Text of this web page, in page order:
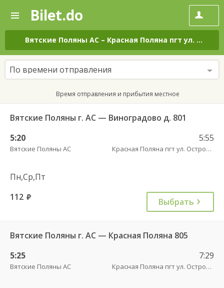
—
Поиск
и
покупка
билетов
на
автобус
онлайн
Bilet.do
Вятские Поляны АС – Красная Поляна пгт ул. Островского
По времени отправления
Время отправления и прибытия местное
Вятские Поляны г. АС — Виноградово д. 801
5:20
Вятские Поляны АС
5:55
Красная Поляна пгт ул. Островского
Пн,Ср,Пт
112 руб. Выбрать
Вятские Поляны г. АС — Красная Поляна 805
5:25
Вятские Поляны АС
7:29
Красная Поляна пгт ул. Островского